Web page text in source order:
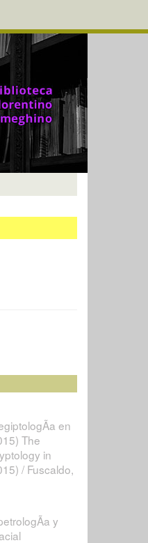
en
The
in
/ Fuscaldo,
y